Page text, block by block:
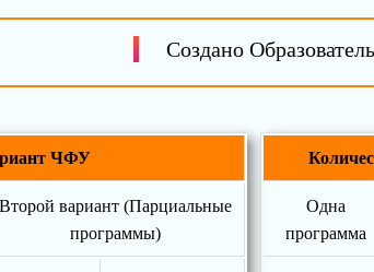
Создано
ЧФУ
Второй вариант (Парциальные
программы)
Одна
программа